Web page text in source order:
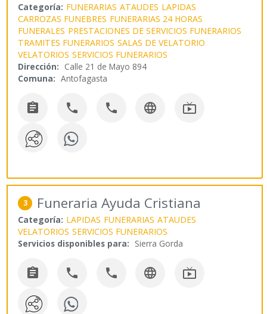
Categoría: FUNERARIAS ATAUDES LAPIDAS
CARROZAS FUNEBRES FUNERARIAS 24 HORAS
FUNERALES PRESTACIONES DE SERVICIOS FUNERARIOS
TRAMITES FUNERARIOS SALAS DE VELATORIO
VELATORIOS SERVICIOS FUNERARIOS
Dirección: Calle 21 de Mayo 894
Comuna: Antofagasta
    
3 Funeraria Ayuda Cristiana
Categoría: LAPIDAS FUNERARIAS ATAUDES
VELATORIOS SERVICIOS FUNERARIOS
Servicios disponibles para: Sierra Gorda
    